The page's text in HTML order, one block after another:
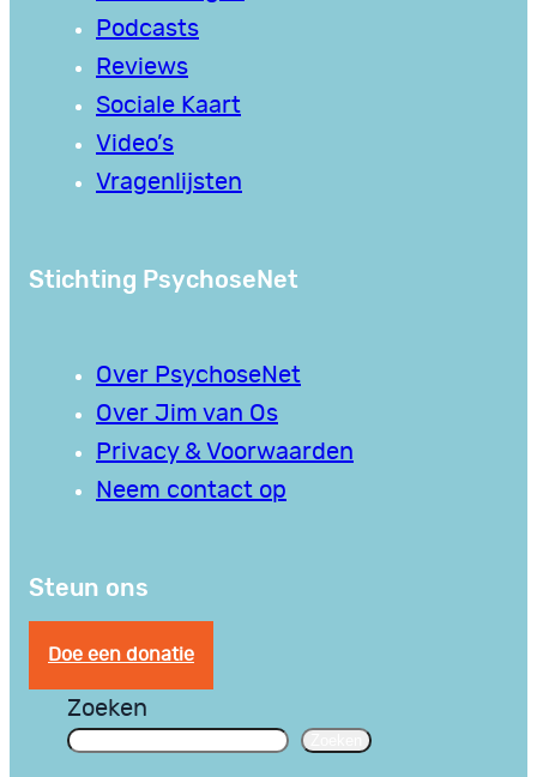
Podcasts
Reviews
Sociale Kaart
Video’s
Vragenlijsten
Stichting PsychoseNet
Over PsychoseNet
Over Jim van Os
Privacy & Voorwaarden
Neem contact op
Steun ons
Doe een donatie
Zoeken